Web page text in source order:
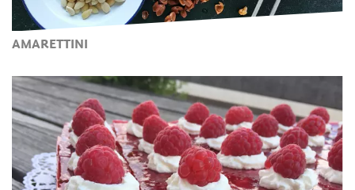
AMARETTINI